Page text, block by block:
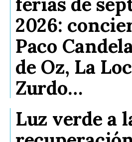
2026:
Paco
de Oz, La
Zurdo…
Luz verde a